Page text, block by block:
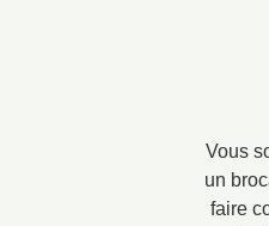
Vous
un
faire